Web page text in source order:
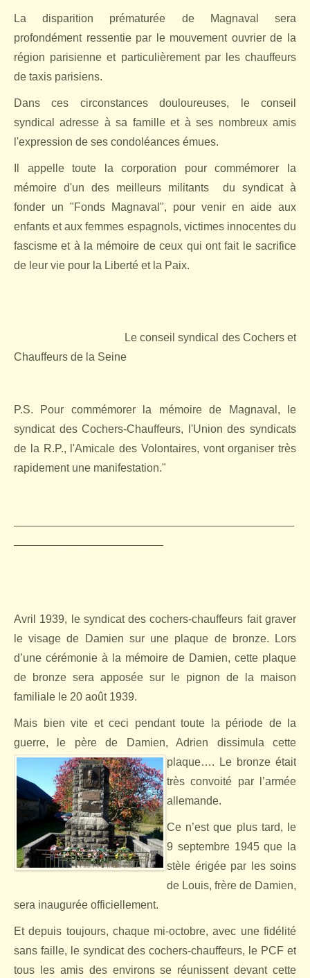
La disparition prématurée de Magnaval sera
profondément ressentie par le mouvement ouvrier de la
région parisienne et particulièrement par les chauffeurs
de taxis parisiens.
Dans ces circonstances douloureuses, le conseil
syndical adresse à sa famille et à ses nombreux amis
l'expression de ses condoléances émues.
Il appelle toute la corporation pour commémorer la
mémoire d'un des meilleurs militants
du syndicat à
fonder un "Fonds Magnaval", pour venir en aide aux
enfants et aux femmes espagnols, victimes innocentes du
fascisme et à la mémoire de ceux qui ont fait le sacrifice
de leur vie pour la Liberté et la Paix.
Le conseil syndical des Cochers et
Chauffeurs de la Seine
P.S. Pour commémorer la mémoire de Magnaval, le
syndicat des Cochers-Chauffeurs, l'Union des syndicats
de la R.P., l'Amicale des Volontaires, vont organiser très
rapidement une manifestation."
Avril 1939, le syndicat des cochers-chauffeurs fait graver
le visage de Damien sur une plaque de bronze. Lors
d’une cérémonie à la mémoire de Damien, cette plaque
de bronze sera apposée sur le pignon de la maison
familiale le 20 août 1939.
Mais bien vite et ceci pendant toute la période de la
guerre, le père de Damien, Adrien dissimula cette
plaque…. Le bronze était
très convoité par l’armée
allemande.
Ce n’est que plus tard, le
9 septembre 1945 que la
stèle érigée par les soins
de Louis, frère de Damien,
sera inaugurée officiellement.
Et depuis toujours, chaque mi-octobre, avec une fidélité
sans faille, le syndicat des cochers-chauffeurs, le PCF et
tous les amis des environs se réunissent devant cette